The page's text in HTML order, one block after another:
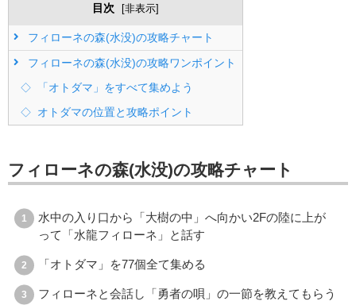
目次 [非表示]
フィローネの森(水没)の攻略チャート
フィローネの森(水没)の攻略ワンポイント
「オトダマ」をすべて集めよう
オトダマの位置と攻略ポイント
フィローネの森(水没)の攻略チャート
水中の入り口から「大樹の中」へ向かい2Fの陸に上が
って「水龍フィローネ」と話す
「オトダマ」を77個全て集める
フィローネと会話し「勇者の唄」の一節を教えてもらう